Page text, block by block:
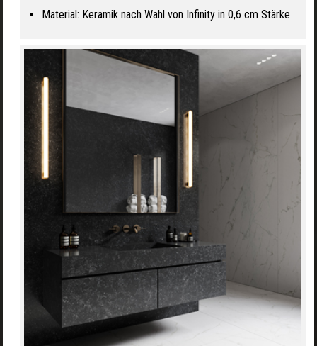
Material: Keramik nach Wahl von Infinity in 0,6 cm Stärke